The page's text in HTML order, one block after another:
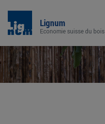
Lignum
Economie suisse du bois